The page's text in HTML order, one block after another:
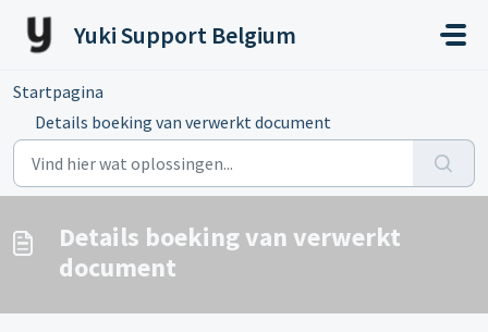
Yuki Support Belgium
Startpagina
Details boeking van verwerkt document
Details boeking van verwerkt
document